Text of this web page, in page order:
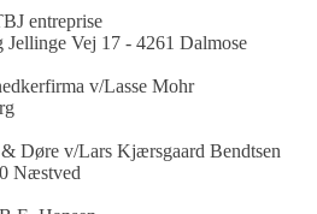
entreprise
Vej 17 - 4261 Dalmose
v/Lasse Mohr
Døre v/Lars Kjærsgaard Bendtsen
Næstved